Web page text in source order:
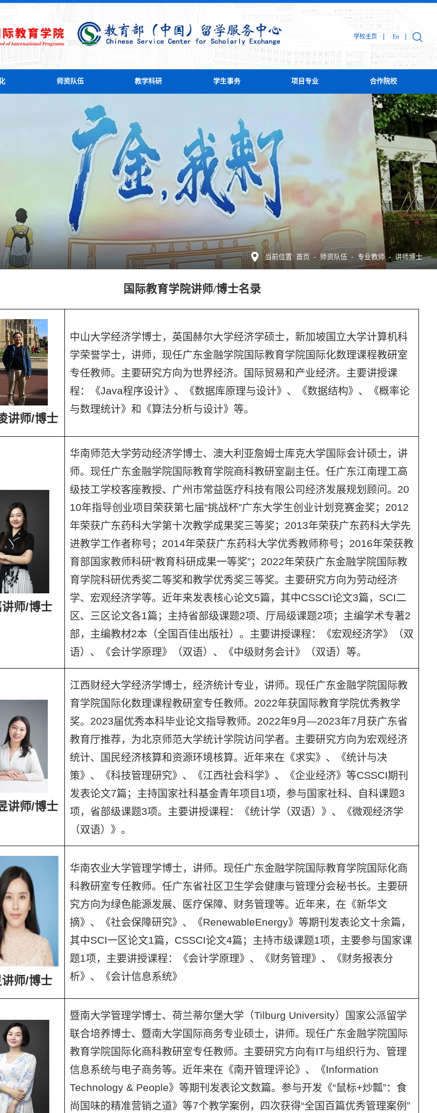
学校主页 | En |
师资队伍 教学科研 学生事务 项目专业 合作院校
当前位置: 首页 - 师资队伍 - 专业教师 - 讲师博士
国际教育学院讲师/博士名录
讲师/博士
中山大学经济学博士，英国赫尔大学经济学硕士，新加坡国立大学计算机科
学荣誉学士，讲师，现任广东金融学院国际教育学院国际化数理课程教研室
专任教师。主要研究方向为世界经济。国际贸易和产业经济。主要讲授课
程：《Java程序设计》、《数据库原理与设计》、《数据结构》、《概率论
与数理统计》和《算法分析与设计》等。
师/博士
华南师范大学劳动经济学博士、澳大利亚詹姆士库克大学国际会计硕士，讲
师。现任广东金融学院国际教育学院商科教研室副主任。任广东江南理工高
级技工学校客座教授、广州市常益医疗科技有限公司经济发展规划顾问。20
10年指导创业项目荣获第七届“挑战杯”广东大学生创业计划竞赛金奖；2012
年荣获广东药科大学第十次教学成果奖三等奖；2013年荣获广东药科大学先
进教学工作者称号；2014年荣获广东药科大学优秀教师称号；2016年荣获教
育部国家教师科研“教育科研成果一等奖”；2022年荣获广东金融学院国际教
育学院科研优秀奖二等奖和教学优秀奖三等奖。主要研究方向为劳动经济
学、宏观经济学等。近年来发表核心论文5篇，其中CSSCI论文3篇，SCI二
区、三区论文各1篇；主持省部级课题2项、厅局级课题2项；主编学术专著2
部，主编教材2本（全国百佳出版社）。主要讲授课程：《宏观经济学》（双
语）、《会计学原理》（双语）、《中级财务会计》（双语）等。
讲师/博士
江西财经大学经济学博士，经济统计专业，讲师。现任广东金融学院国际教
育学院国际化数理课程教研室专任教师。2022年获国际教育学院优秀教学
奖。2023届优秀本科毕业论文指导教师。2022年9月—2023年7月获广东省
教育厅推荐，为北京师范大学统计学院访问学者。主要研究方向为宏观经济
统计、国民经济核算和资源环境核算。近年来在《求实》、《统计与决
策》、《科技管理研究》、《江西社会科学》、《企业经济》等CSSCI期刊
发表论文7篇；主持国家社科基金青年项目1项，参与国家社科、自科课题3
项，省部级课题3项。主要讲授课程：《统计学（双语）》、《微观经济学
（双语）》。
师/博士
华南农业大学管理学博士，讲师。现任广东金融学院国际教育学院国际化商
科教研室专任教师。任广东省社区卫生学会健康与管理分会秘书长。主要研
究方向为绿色能源发展、医疗保障、财务管理等。近年来，在《新华文
摘》、《社会保障研究》、《RenewableEnergy》等期刊发表论文十余篇，
其中SCI一区论文1篇，CSSCI论文4篇；主持市级课题1项，主要参与国家课
题1项，主要讲授课程：《会计学原理》、《财务管理》、《财务报表分
析》、《会计信息系统》
暨南大学管理学博士、荷兰蒂尔堡大学（Tilburg University）国家公派留学
联合培养博士、暨南大学国际商务专业硕士，讲师。现任广东金融学院国际
教育学院国际化商科教研室专任教师。主要研究方向有IT与组织行为、管理
信息系统与电子商务等。近年来在《南开管理评论》、《Information
Technology & People》等期刊发表论文数篇。参与开发《“鼠标+炒瓢”：食
尚国味的精准营销之道》等7个教学案例，四次获得“全国百篇优秀管理案例”